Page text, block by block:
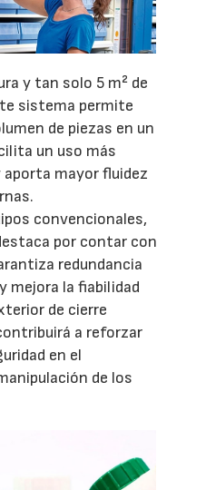
y tan solo 5 m² de
sistema permite
de piezas en un
un uso más
mayor fluidez
convencionales,
por contar con
redundancia
mejora la fiabilidad
de cierre
a reforzar
en el
de los